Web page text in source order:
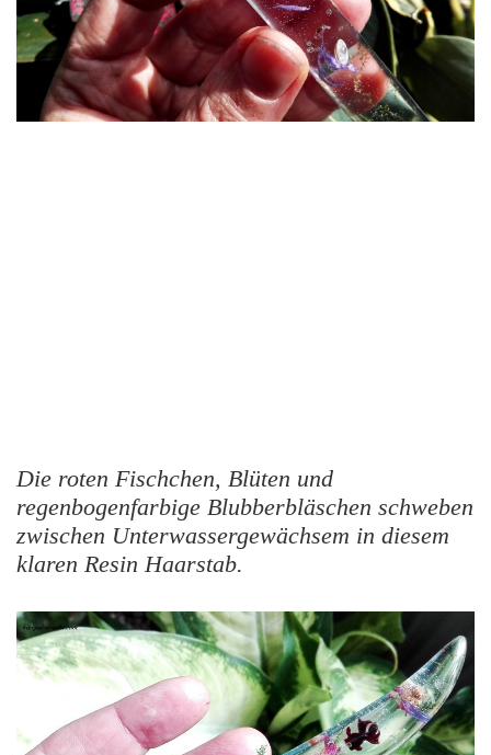
Die roten Fischchen, Blüten und
regenbogenfarbige Blubberbläschen schweben
zwischen Unterwassergewächsem in diesem
klaren Resin Haarstab.